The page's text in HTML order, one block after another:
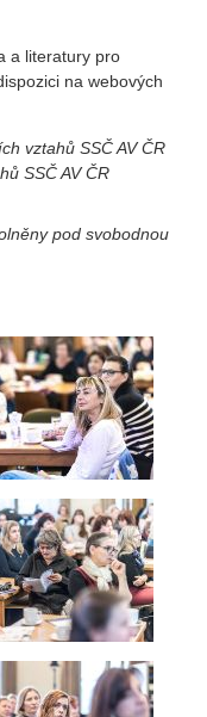
a literatury pro
na webových
vztahů SSČ AV ČR
SSČ AV ČR
pod svobodnou